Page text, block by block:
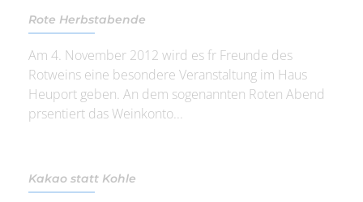
Rote Herbstabende
Am 4. November 2012 wird es fr Freunde des
Rotweins eine besondere Veranstaltung im Haus
Heuport geben. An dem sogenannten Roten Abend
prsentiert das Weinkonto...
Kakao statt Kohle